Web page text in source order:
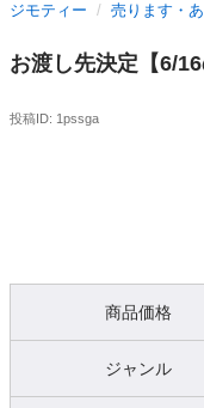
ジモティー 売ります・
お渡し先決定【6/
投稿ID: 1pssga
商品価格
ジャンル